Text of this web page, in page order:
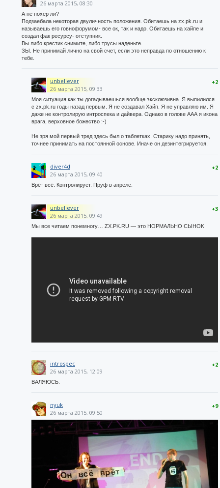
26 марта 2015, 08:30
А не похер ли?
Подзаебала некоторая двуличность положения. Обитаешь на zx.pk.ru и
называешь его говнофорумом- все ок, так и надо. Обитаешь на хайпе и
создал фак ресурсу- отступник.
Вы либо крестик снимите, либо трусы наденьте.
ЗЫ. Не принимай лично на свой счет, если это неправда по отношению к
тебе.
+2
unbeliever
26 марта 2015, 09:33
Моя ситуация как ты догадываешься вообще эксклюзивна. Я выпилился
с zx.pk.ru годы назад первым. Я не создавал Хайп. Я не управляю им. Я
даже не контролирую интроспека и дайвера. Однако в голове ААА я икона
врага, верховное божество :-)
Не зря мой первый тред здесь был о таблетках. Старику надо принять,
точнее принимать на постоянной основе. Иначе он дезинтегрируется.
+2
diver4d
26 марта 2015, 09:40
Врёт всё. Контролирует. Пруф в апреле.
+3
unbeliever
26 марта 2015, 09:49
Мы все читаем понемногу… ZX.PK.RU — это НОРМАЛЬНО СЫНОК
+2
introspec
26 марта 2015, 12:09
ВАЛЯЮСЬ.
+9
nyuk
26 марта 2015, 09:50